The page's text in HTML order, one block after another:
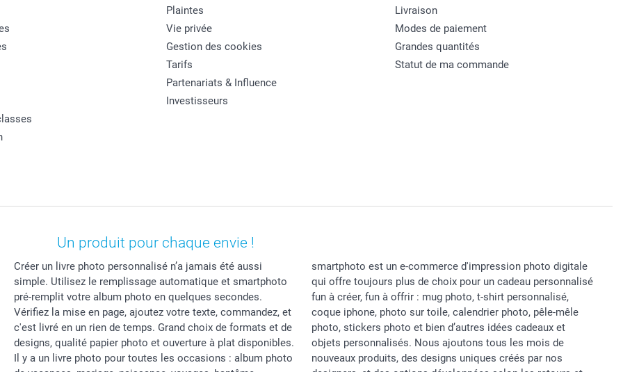
Plaintes
Vie privée
Gestion des cookies
Tarifs
Partenariats & Influence
Investisseurs
Livraison
Modes de paiement
Grandes quantités
Statut de ma commande
Un produit pour chaque envie !
Créer un livre photo personnalisé n’a jamais été aussi
simple. Utilisez le remplissage automatique et smartphoto
pré-remplit votre album photo en quelques secondes.
Vérifiez la mise en page, ajoutez votre texte, commandez, et
c'est livré en un rien de temps. Grand choix de formats et de
designs, qualité papier photo et ouverture à plat disponibles.
Il y a un livre photo pour toutes les occasions : album photo
smartphoto est un e-commerce d'impression photo digitale
qui offre toujours plus de choix pour un cadeau personnalisé
fun à créer, fun à offrir : mug photo, t-shirt personnalisé,
coque iphone, photo sur toile, calendrier photo, pêle-mêle
photo, stickers photo et bien d’autres idées cadeaux et
objets personnalisés. Nous ajoutons tous les mois de
nouveaux produits, des designs uniques créés par nos